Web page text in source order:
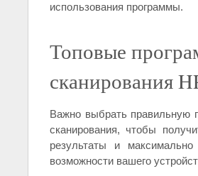
использования программы.
Топовые
сканирования
Важно выбрать правильную
сканирования, чтобы
результаты и максимально
возможности вашего